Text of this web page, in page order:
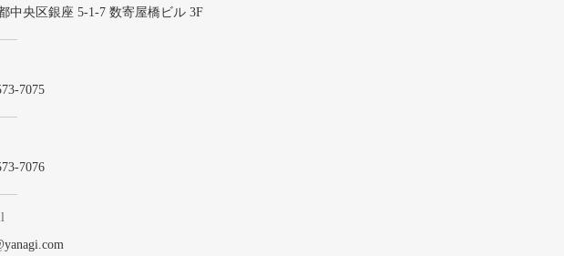
中央区銀座 5-1-7 数寄屋橋ビル 3F
7075
7076